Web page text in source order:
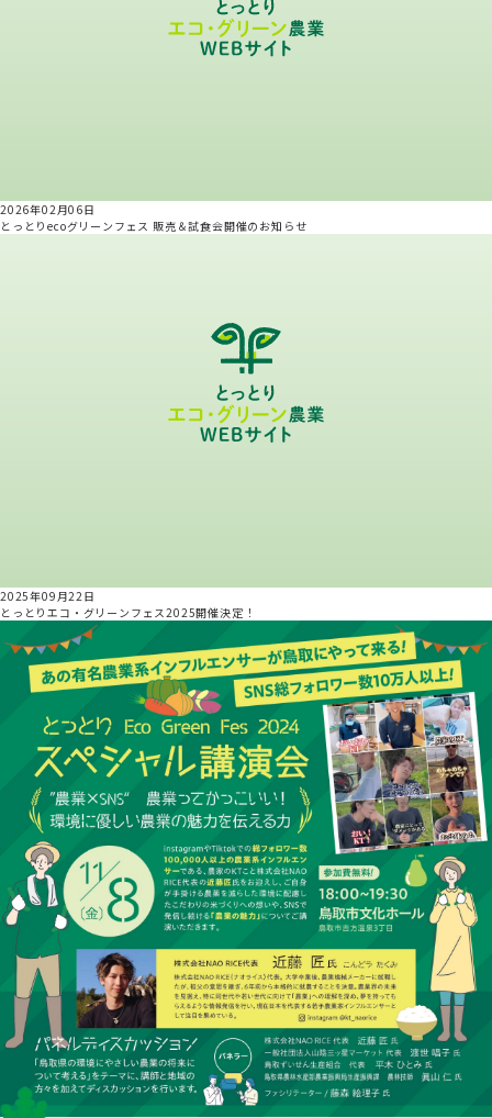
2026年02月06日
とっとりecoグリーンフェス 販売＆試食会開催のお知らせ
2025年09月22日
とっとりエコ・グリーンフェス2025開催決定！